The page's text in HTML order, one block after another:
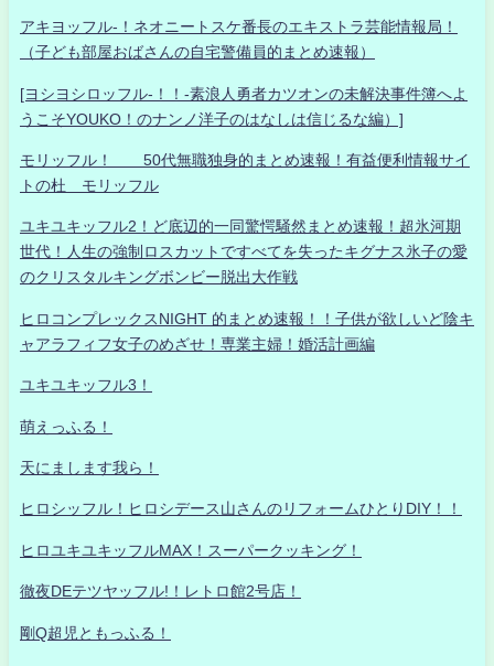
アキヨッフル-！ネオニートスケ番長のエキストラ芸能情報局！
（子ども部屋おばさんの自宅警備員的まとめ速報）
[ヨシヨシロッフル-！！-素浪人勇者カツオンの未解決事件簿へよ
うこそYOUKO！のナンノ洋子のはなしは信じるな編）]
モリッフル！ 50代無職独身的まとめ速報！有益便利情報サイ
トの杜 モリッフル
ユキユキッフル2！ど底辺的一同驚愕騒然まとめ速報！超氷河期
世代！人生の強制ロスカットですべてを失ったキグナス氷子の愛
のクリスタルキングボンビー脱出大作戦
ヒロコンプレックスNIGHT 的まとめ速報！！子供が欲しいど陰キ
ャアラフィフ女子のめざせ！専業主婦！婚活計画編
ユキユキッフル3！
萌えっふる！
天にまします我ら！
ヒロシッフル！ヒロシデース山さんのリフォームひとりDIY！！
ヒロユキユキッフルMAX！スーパークッキング！
徹夜DEテツヤッフル!！レトロ館2号店！
剛Q超児ともっふる！